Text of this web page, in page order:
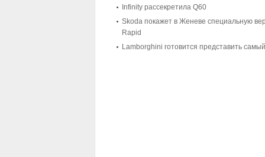
Infinity рассекретила Q60
Skoda покажет в Женеве специальную
Rapid
Lamborghini готовится представить